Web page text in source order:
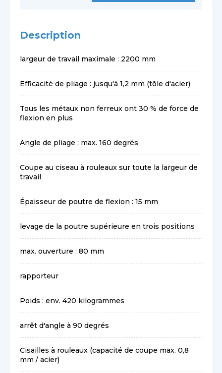
Description
largeur de travail maximale : 2200 mm
Efficacité de pliage : jusqu'à 1,2 mm (tôle d'acier)
Tous les métaux non ferreux ont 30 % de force de
flexion en plus
Angle de pliage : max. 160 degrés
Coupe au ciseau à rouleaux sur toute la largeur de
travail
Épaisseur de poutre de flexion : 15 mm
levage de la poutre supérieure en trois positions
max. ouverture : 80 mm
rapporteur
Poids : env. 420 kilogrammes
arrêt d'angle à 90 degrés
Cisailles à rouleaux (capacité de coupe max. 0,8
mm / acier)